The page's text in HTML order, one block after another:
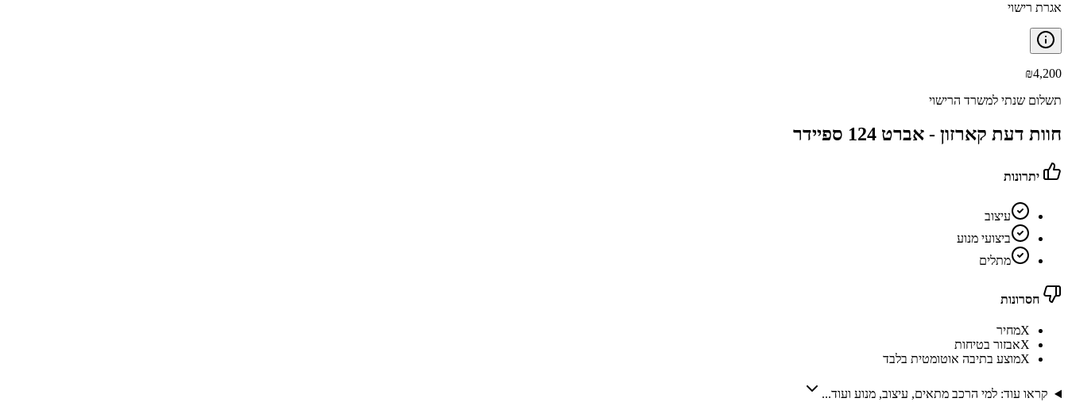
אגרת רישוי
₪4,200
תשלום שנתי למשרד הרישוי
חוות דעת קארזון - אברט 124 ספיידר
יתרונות
עיצוב
ביצועי מנוע
מתלים
חסרונות
Xמחיר
Xאבזור בטיחות
Xמוצע בתיבה אוטומטית בלבד
קראו עוד: למי הרכב מתאים, עיצוב, מנוע ועוד...